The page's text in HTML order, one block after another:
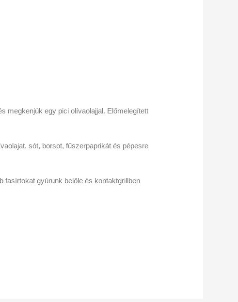
megkenjük egy pici olívaolajjal. Előmelegített
sót, borsot, fűszerpaprikát és pépesre
gyúrunk belőle és kontaktgrillben